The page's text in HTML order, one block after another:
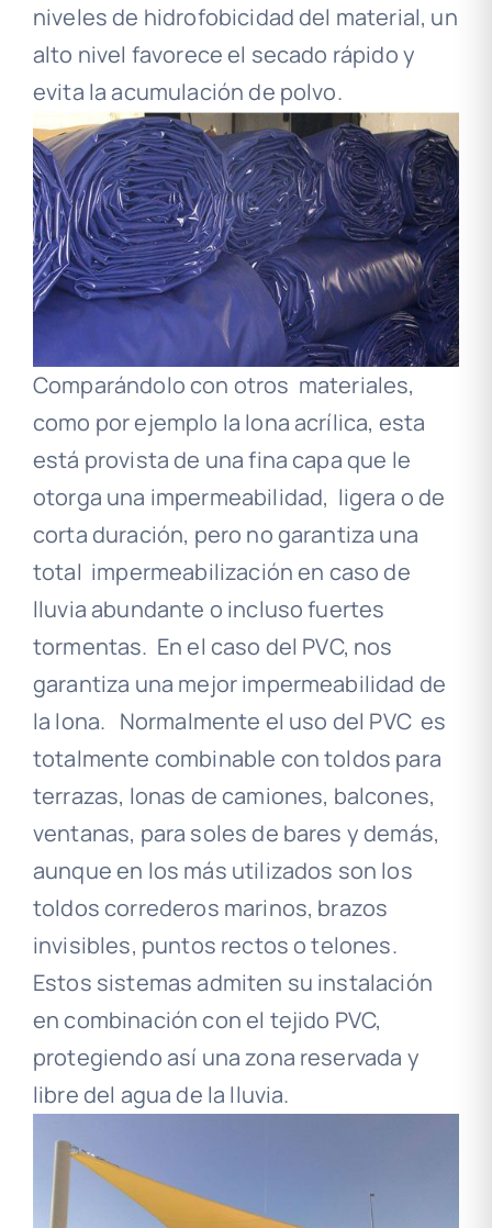
niveles de hidrofobicidad del material, un
alto nivel favorece el secado rápido y
evita la acumulación de polvo.
Comparándolo con otros materiales,
como por ejemplo la lona acrílica, esta
está provista de una fina capa que le
otorga una impermeabilidad, ligera o de
corta duración, pero no garantiza una
total impermeabilización en caso de
lluvia abundante o incluso fuertes
tormentas. En el caso del PVC, nos
garantiza una mejor impermeabilidad de
la lona. Normalmente el uso del PVC es
totalmente combinable con toldos para
terrazas, lonas de camiones, balcones,
ventanas, para soles de bares y demás,
aunque en los más utilizados son los
toldos correderos marinos, brazos
invisibles, puntos rectos o telones.
Estos sistemas admiten su instalación
en combinación con el tejido PVC,
protegiendo así una zona reservada y
libre del agua de la lluvia.